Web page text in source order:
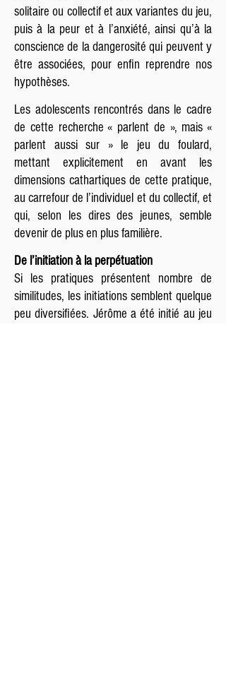
solitaire ou collectif et aux variantes du jeu,
puis à la peur et à l’anxiété, ainsi qu’à la
conscience de la dangerosité qui peuvent y
être associées, pour enfin reprendre nos
hypothèses.
Les adolescents rencontrés dans le cadre
de cette recherche « parlent de », mais «
parlent aussi sur » le jeu du foulard,
mettant explicitement en avant les
dimensions cathartiques de cette pratique,
au carrefour de l’individuel et du collectif, et
qui, selon les dires des jeunes, semble
devenir de plus en plus familière.
De l’initiation à la perpétuation
Si les pratiques présentent nombre de
similitudes, les initiations semblent quelque
peu diversifiées. Jérôme a été initié au jeu